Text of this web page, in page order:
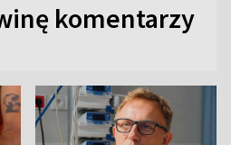
komentarzy